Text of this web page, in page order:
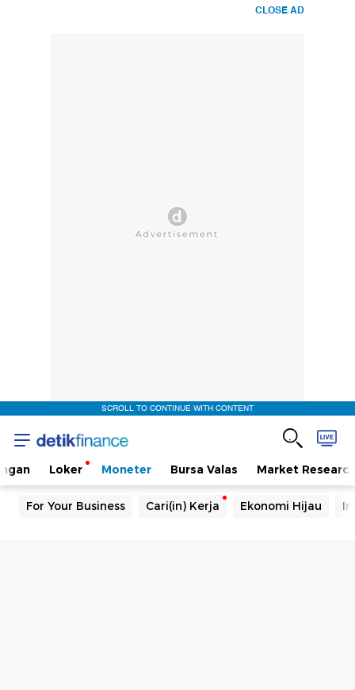
CLOSE AD
SCROLL TO CONTINUE WITH CONTENT
Loker Moneter Bursa Valas Market Research
For Your Business Cari(in) Kerja Ekonomi Hijau